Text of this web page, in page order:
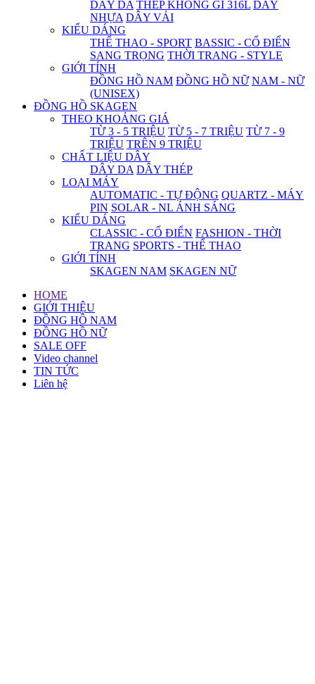
DÂY DA THÉP KHÔNG GỈ 316L DÂY
NHỰA DÂY VẢI
KIỂU DÁNG
THỂ THAO - SPORT BASSIC - CỔ ĐIỂN
SANG TRỌNG THỜI TRANG - STYLE
GIỚI TÍNH
ĐỒNG HỒ NAM ĐỒNG HỒ NỮ NAM - NỮ
(UNISEX)
ĐỒNG HỒ SKAGEN
THEO KHOẢNG GIÁ
TỪ 3 - 5 TRIỆU TỪ 5 - 7 TRIỆU TỪ 7 - 9
TRIỆU TRÊN 9 TRIỆU
CHẤT LIỆU DÂY
DÂY DA DÂY THÉP
LOẠI MÁY
AUTOMATIC - TỰ ĐỘNG QUARTZ - MÁY
PIN SOLAR - NL ÁNH SÁNG
KIỂU DÁNG
CLASSIC - CỔ ĐIỂN FASHION - THỜI
TRANG SPORTS - THỂ THAO
GIỚI TÍNH
SKAGEN NAM SKAGEN NỮ
HOME
GIỚI THIỆU
ĐỒNG HỒ NAM
ĐỒNG HỒ NỮ
SALE OFF
Video channel
TIN TỨC
Liên hệ